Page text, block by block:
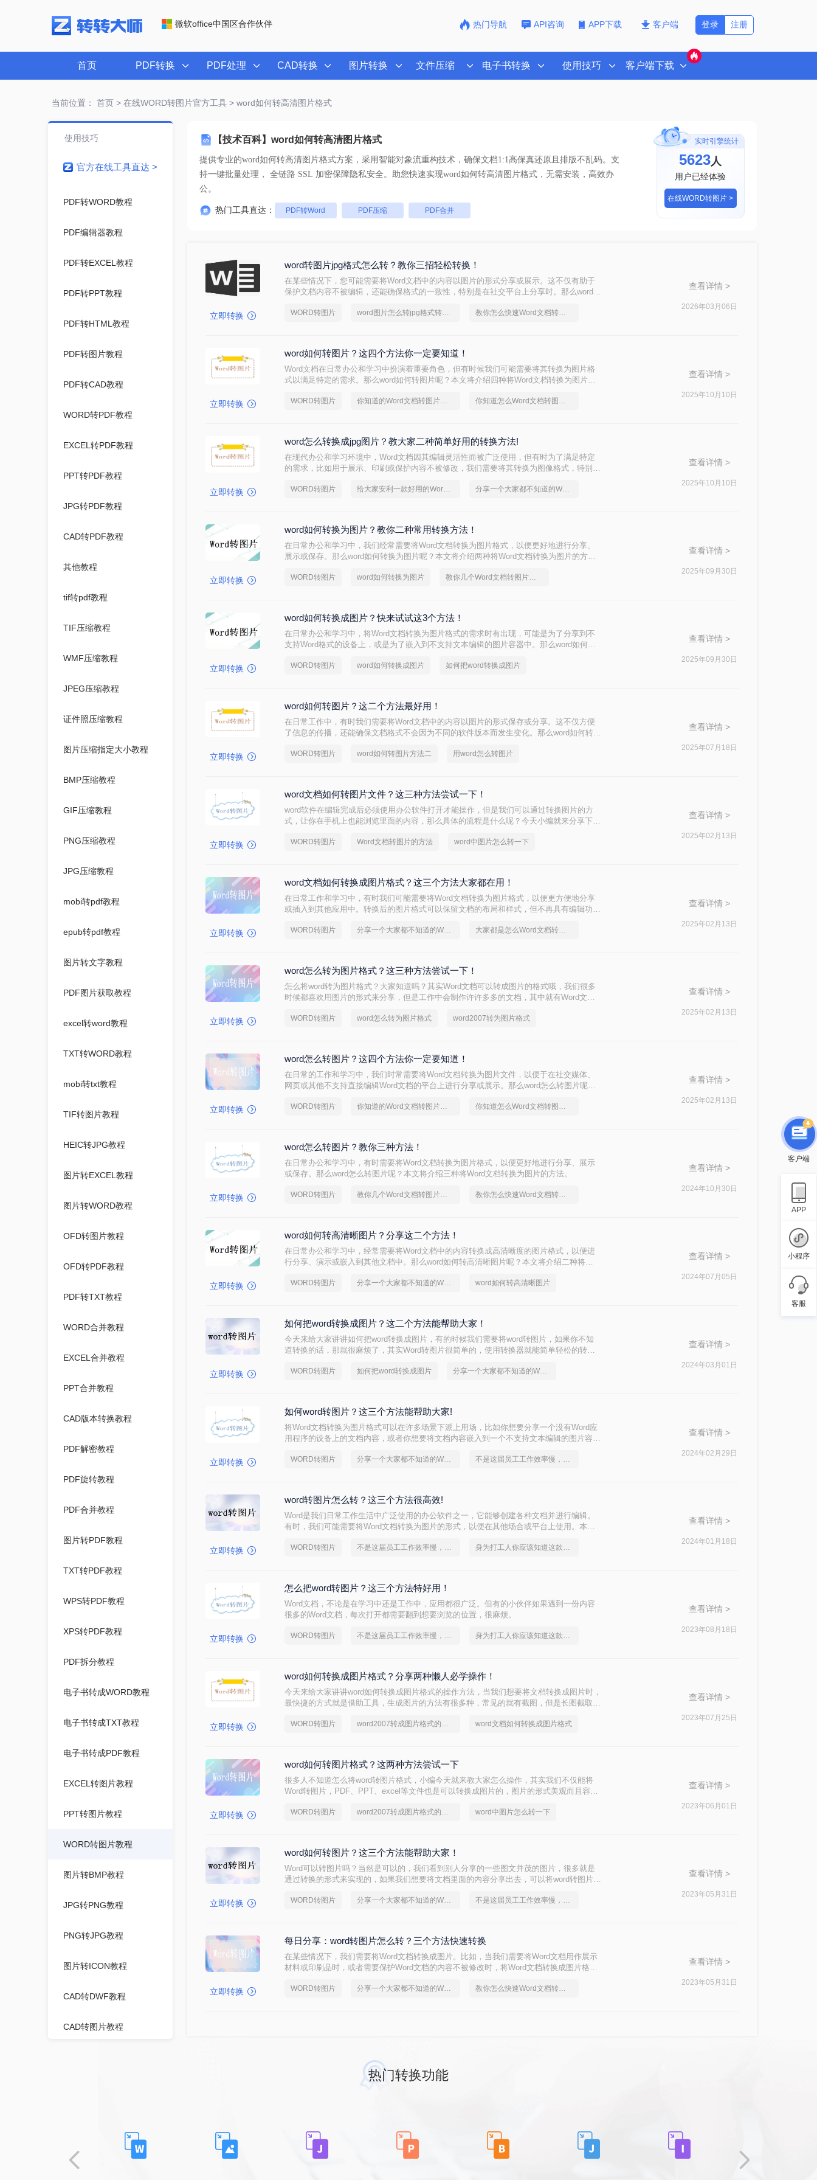
微软office中国区合作伙伴 热门导航 API咨询 APP下载 客户端 注册
登录
首页 PDF转换 PDF处理 CAD转换 图片转换 文件压缩 电子书转换 使用技巧 客户端下载
当前位置： 首页> 在线WORD转图片官方工具> word如何转高清图片格式
【技术百科】word如何转高清图片格式
提供专业的word如何转高清图片格式方案，采用智能对象流重构技术，确保文档1:1高保真还原且排版不乱码。支
持一键批量处理， 全链路 SSL 加密保障隐私安全。助您快速实现word如何转高清图片格式，无需安装，高效办
公。
热门工具直达： PDF转Word PDF压缩 PDF合并
实时引擎统计
5623人
用户已经体验
在线WORD转图片 >
使用技巧
官方在线工具直达 >
PDF转WORD教程
PDF编辑器教程
PDF转EXCEL教程
PDF转PPT教程
PDF转HTML教程
PDF转图片教程
PDF转CAD教程
WORD转PDF教程
EXCEL转PDF教程
PPT转PDF教程
JPG转PDF教程
CAD转PDF教程
其他教程
tif转pdf教程
TIF压缩教程
WMF压缩教程
JPEG压缩教程
证件照压缩教程
图片压缩指定大小教程
BMP压缩教程
GIF压缩教程
PNG压缩教程
JPG压缩教程
mobi转pdf教程
epub转pdf教程
图片转文字教程
PDF图片获取教程
excel转word教程
TXT转WORD教程
mobi转txt教程
TIF转图片教程
HEIC转JPG教程
图片转EXCEL教程
图片转WORD教程
OFD转图片教程
OFD转PDF教程
PDF转TXT教程
WORD合并教程
EXCEL合并教程
PPT合并教程
CAD版本转换教程
PDF解密教程
PDF旋转教程
PDF合并教程
图片转PDF教程
TXT转PDF教程
WPS转PDF教程
XPS转PDF教程
PDF拆分教程
电子书转成WORD教程
电子书转成TXT教程
电子书转成PDF教程
EXCEL转图片教程
PPT转图片教程
WORD转图片教程
图片转BMP教程
JPG转PNG教程
PNG转JPG教程
图片转ICON教程
CAD转DWF教程
CAD转图片教程
立即转换
word转图片jpg格式怎么转？教你三招轻松转换！
在某些情况下，您可能需要将Word文档中的内容以图片的形式分享或展示。这不仅有助于
保护文档内容不被编辑，还能确保格式的一致性，特别是在社交平台上分享时。那么word转
WORD转图片 word图片怎么转jpg格式转换器 教你怎么快速Word文档转图片
查看详情 >
2026年03月06日
立即转换
word如何转图片？这四个方法你一定要知道！
Word文档在日常办公和学习中扮演着重要角色，但有时候我们可能需要将其转换为图片格
式以满足特定的需求。那么word如何转图片呢？本文将介绍四种将Word文档转换为图片的
WORD转图片 你知道的Word文档转图片方法吗？ 你知道怎么Word文档转图片吗？
查看详情 >
2025年10月10日
立即转换
word怎么转换成jpg图片？教大家二种简单好用的转换方法!
在现代办公和学习环境中，Word文档因其编辑灵活性而被广泛使用，但有时为了满足特定
的需求，比如用于展示、印刷或保护内容不被修改，我们需要将其转换为图像格式，特别是
合分享和存档。那么word怎么转换成jpg图片呢？本文将介绍两种常用的Word转JPG的方
WORD转图片 给大家安利一款好用的Word文档转图片软件 分享一个大家都不知道的Word文档转图片方法
查看详情 >
2025年10月10日
立即转换
word如何转换为图片？教你二种常用转换方法！
在日常办公和学习中，我们经常需要将Word文档转换为图片格式，以便更好地进行分享、
展示或保存。那么word如何转换为图片呢？本文将介绍两种将Word文档转换为图片的方
WORD转图片 word如何转换为图片 教你几个Word文档转图片的方法
查看详情 >
2025年09月30日
立即转换
word如何转换成图片？快来试试这3个方法！
在日常办公和学习中，将Word文档转换为图片格式的需求时有出现，可能是为了分享到不
支持Word格式的设备上，或是为了嵌入到不支持文本编辑的图片容器中。那么word如何转
WORD转图片 word如何转换成图片 如何把word转换成图片
查看详情 >
2025年09月30日
立即转换
word如何转图片？这二个方法最好用！
在日常工作中，有时我们需要将Word文档中的内容以图片的形式保存或分享。这不仅方便
了信息的传播，还能确保文档格式不会因为不同的软件版本而发生变化。那么word如何转图
WORD转图片 word如何转图片方法二 用word怎么转图片
查看详情 >
2025年07月18日
立即转换
word文档如何转图片文件？这三种方法尝试一下！
word软件在编辑完成后必须使用办公软件打开才能操作，但是我们可以通过转换图片的方
式，让你在手机上也能浏览里面的内容，那么具体的流程是什么呢？今天小编就来分享下
WORD转图片 Word文档转图片的方法 word中图片怎么转一下
查看详情 >
2025年02月13日
立即转换
word文档如何转换成图片格式？这三个方法大家都在用！
在日常工作和学习中，有时我们可能需要将Word文档转换为图片格式，以便更方便地分享
或插入到其他应用中。转换后的图片格式可以保留文档的布局和样式，但不再具有编辑功
方法。
WORD转图片 分享一个大家都不知道的Word文档转图片方法 大家都是怎么Word文档转图片的
查看详情 >
2025年02月13日
立即转换
word怎么转为图片格式？这三种方法尝试一下！
怎么将word转为图片格式？大家知道吗？其实Word文档可以转成图片的格式哦，我们很多
时候都喜欢用图片的形式来分享，但是工作中会制作许许多多的文档，其中就有Word文
的方法，那么word怎么转为图片格式呢？
WORD转图片 word怎么转为图片格式 word2007转为图片格式
查看详情 >
2025年02月13日
立即转换
word怎么转图片？这四个方法你一定要知道！
在日常的工作和学习中，我们时常需要将Word文档转换为图片文件，以便于在社交媒体、
网页或其他不支持直接编辑Word文档的平台上进行分享或展示。那么word怎么转图片呢？
换。
WORD转图片 你知道的Word文档转图片方法吗？ 你知道怎么Word文档转图片吗？
查看详情 >
2025年02月13日
立即转换
word怎么转图片？教你三种方法！
在日常办公和学习中，有时需要将Word文档转换为图片格式，以便更好地进行分享、展示
或保存。那么word怎么转图片呢？本文将介绍三种将Word文档转换为图片的方法。
WORD转图片 教你几个Word文档转图片的方法 教你怎么快速Word文档转图片
查看详情 >
2024年10月30日
立即转换
word如何转高清晰图片？分享这二个方法！
在日常办公和学习中，经常需要将Word文档中的内容转换成高清晰度的图片格式，以便进
行分享、演示或嵌入到其他文档中。那么word如何转高清晰图片呢？本文将介绍二种将
WORD转图片 分享一个大家都不知道的Word文档转图片方法 word如何转高清晰图片
查看详情 >
2024年07月05日
立即转换
如何把word转换成图片？这二个方法能帮助大家！
今天来给大家讲讲如何把word转换成图片，有的时候我们需要将word转图片，如果你不知
道转换的话，那就很麻烦了，其实Word转图片很简单的，使用转换器就能简单轻松的转换
WORD转图片 如何把word转换成图片 分享一个大家都不知道的Word文档转图片方法
查看详情 >
2024年03月01日
立即转换
如何word转图片？这三个方法能帮助大家!
将Word文档转换为图片格式可以在许多场景下派上用场，比如你想要分享一个没有Word应
用程序的设备上的文档内容，或者你想要将文档内容嵌入到一个不支持文本编辑的图片容器
word转图片呢？以下是一些常用的方法，帮助你轻松将Word文档转换为图片。
WORD转图片 分享一个大家都不知道的Word文档转图片方法 不是这届员工工作效率慢，是你不会word转图片这一招！
查看详情 >
2024年02月29日
立即转换
word转图片怎么转？这三个方法很高效!
Word是我们日常工作生活中广泛使用的办公软件之一，它能够创建各种文档并进行编辑。
有时，我们可能需要将Word文档转换为图片的形式，以便在其他场合或平台上使用。本文
WORD转图片 不是这届员工工作效率慢，是你不会word转图片这一招！ 身为打工人你应该知道这款Word文档转图片软件
查看详情 >
2024年01月18日
立即转换
怎么把word转图片？这三个方法特好用！
Word文档，不论是在学习中还是工作中，应用都很广泛。但有的小伙伴如果遇到一份内容
很多的Word文档，每次打开都需要翻到想要浏览的位置，很麻烦。
WORD转图片 不是这届员工工作效率慢，是你不会word转图片这一招！ 身为打工人你应该知道这款Word文档转图片软件
查看详情 >
2023年08月18日
立即转换
word如何转换成图片格式？分享两种懒人必学操作！
今天来给大家讲讲word如何转换成图片格式的操作方法，当我们想要将文档转换成图片时，
最快捷的方式就是借助工具，生成图片的方法有很多种，常见的就有截图，但是长图截取有
了，今天就来教会大家这个技巧。
WORD转图片 word2007转成图片格式的两种方法 word文档如何转换成图片格式
查看详情 >
2023年07月25日
立即转换
word如何转图片格式？这两种方法尝试一下
很多人不知道怎么将word转图片格式，小编今天就来教大家怎么操作，其实我们不仅能将
Word转图片，PDF、PPT、excel等文件也是可以转换成图片的，图片的形式美观而且容易
WORD转图片 word2007转成图片格式的两种方法 word中图片怎么转一下
查看详情 >
2023年06月01日
立即转换
word如何转图片？这三个方法能帮助大家！
Word可以转图片吗？当然是可以的，我们看到别人分享的一些图文并茂的图片，很多就是
通过转换的形式来实现的，如果我们想要将文档里面的内容分享出去，可以将word转图片，
WORD转图片 分享一个大家都不知道的Word文档转图片方法 不是这届员工工作效率慢，是你不会word转图片这一招！
查看详情 >
2023年05月31日
立即转换
每日分享：word转图片怎么转？三个方法快速转换
在某些情况下，我们需要将Word文档转换成图片。比如，当我们需要将Word文档用作展示
材料或印刷品时，或者需要保护Word文档的内容不被修改时，将Word文档转换成图片格式
WORD转图片 分享一个大家都不知道的Word文档转图片方法 教你怎么快速Word文档转图片
查看详情 >
2023年05月31日
热门转换功能
客户端
APP
小程序
客服